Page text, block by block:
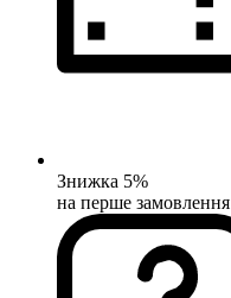
Знижка 5%
на перше замовлення